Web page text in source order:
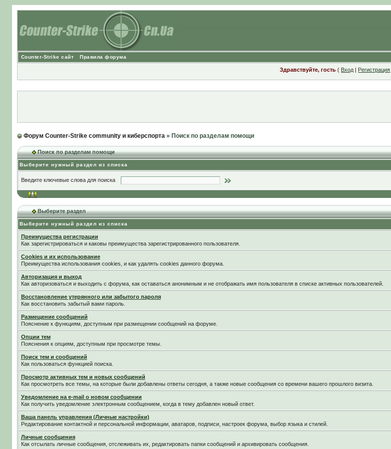
Counter-Strike сайт Правила форума
Здравствуйте, гость ( Вход | Регистрация
Форум Counter-Strike community и киберспорта» Поиск по разделам помощи
Поиск по разделам помощи
Выберите нужный раздел из списка
Введите ключевые слова для поиска
Выберите раздел
Выберите нужный раздел из списка
Преимущества регистрации
Как зарегистрироваться и каковы преимущества зарегистрированного пользователя.
Cookies и их использование
Преимущества использования cookies, и как удалять cookies данного форума.
Авторизация и выход
Как авторизоваться и выходить с форума, как оставаться анонимным и не отображать имя пользователя в списке активных пользователей.
Восстановление утерянного или забытого пароля
Как восстановить забытый вами пароль.
Размещение сообщений
Пояснение к функциям, доступным при размещении сообщений на форуме.
Опции тем
Пояснения к опциям, доступным при просмотре темы.
Поиск тем и сообщений
Как пользоваться функцией поиска.
Просмотр активных тем и новых сообщений
Как просмотреть все темы, на которые были добавлены ответы сегодня, а также новые сообщения со времени вашего прошлого визита.
Уведомление на е-mail о новом сообщении
Как получить уведомление электронным сообщением, когда в тему добавлен новый ответ.
Ваша панель управления (Личные настройки)
Редактирование контактной и персональной информации, аватаров, подписи, настроек форума, выбор языка и стилей.
Личные сообщения
Как отсылать личные сообщения, отслеживать их, редактировать папки сообщений и архивировать сообщения.